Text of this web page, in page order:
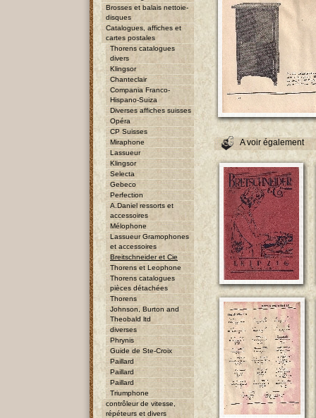
Brosses et balais nettoie-
disques
Catalogues, affiches et
cartes postales
Thorens catalogues
divers
Klingsor
Chanteclair
Compania Franco-
Hispano-Suiza
Diverses affiches suisses
Opéra
CP Suisses
Miraphone
Lassueur
Klingsor
Selecta
Gebeco
Perfection
A.Daniel ressorts et
accessoires
Mélophone
Lassueur Gramophones
et accessoires
Breitschneider et Cie
Thorens et Leophone
Thorens catalogues
pièces détachées
Thorens
Johnson, Burton and
Theobald ltd
diverses
Phrynis
Guide de Ste-Croix
Paillard
Paillard
Paillard
Triumphone
contrôleur de vitesse,
répéteurs et divers
A voir également